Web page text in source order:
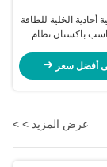
أحادية الخلية للطاقة
باكستان نظام
أفضل سعر
عرض المزيد > >